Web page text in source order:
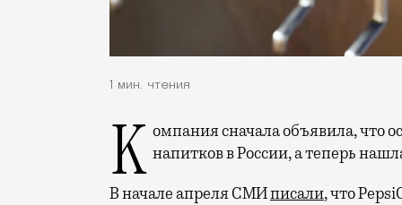
1 мин. чтения
Компания сначала объявила, что останавливает продажи своих самых популярных напитков в России, а теперь
В начале апреля СМИписали, что